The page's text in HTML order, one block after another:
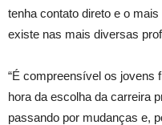
tenha contato direto e o
existe nas mais diversas
“É compreensível os jovens
hora da escolha da carreira
passando por mudanças e,